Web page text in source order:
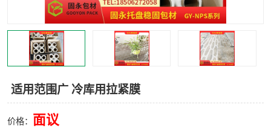
适用范围广 冷库用拉紧膜
价格： 面议